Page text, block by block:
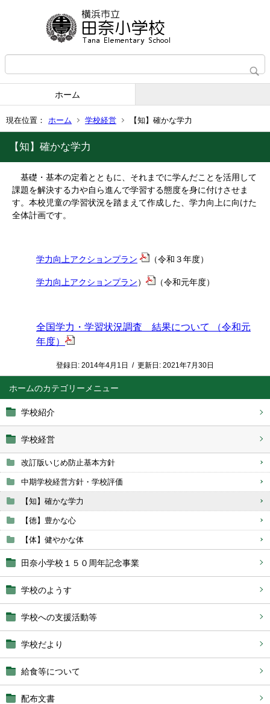
ホーム
現在位置： ホーム 学校経営 【知】確かな学力
ホーム
学校紹介
学校経営
改訂版いじめ防止基本方針
中期学校経営方針・学校評価
【知】確かな学力
【徳】豊かな心
【体】健やかな体
田奈小学校１５０周年記念事業
学校のようす
学校への支援活動等
学校だより
給食等について
配布文書
【知】確かな学力
基礎・基本の定着とともに、それまでに学んだことを活用して
課題を解決する力や自ら進んで学習する態度を身に付けさせま
す。本校児童の学習状況を踏まえて作成した、学力向上に向けた
全体計画です。
学力向上アクションプラン （令和３年度）
学力向上アクションプラン） （令和元年度）
全国学力・学習状況調査 結果について （令和元
年度）
登録日: 2014年4月1日 / 更新日: 2021年7月30日